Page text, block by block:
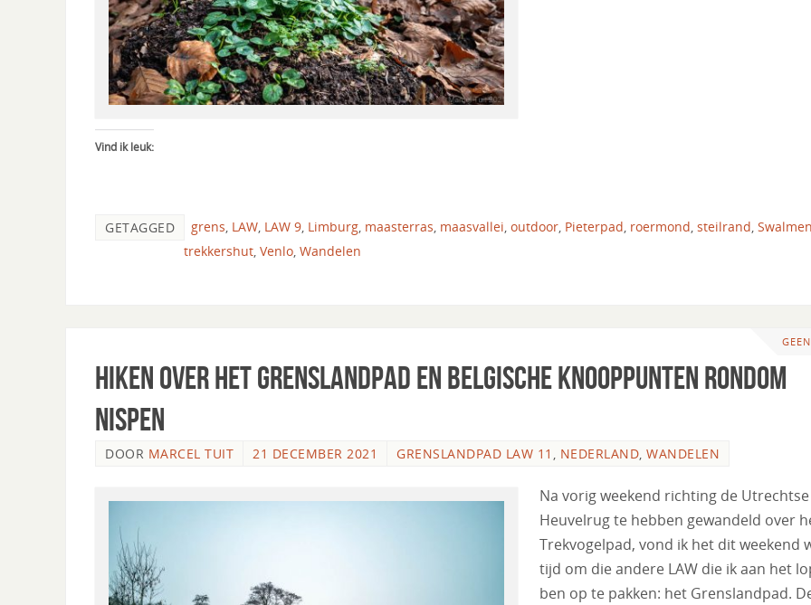
Vind ik leuk:
GETAGGED grens, LAW, LAW 9, Limburg, maasterras, maasvallei, outdoor, Pieterpad, roermond, steilrand, Swalmen
trekkershut, Venlo, Wandelen
Hiken over het Grenslandpad en Belgische knooppunten rondom
Nispen
DOOR MARCEL TUIT 21 DECEMBER 2021 GRENSLANDPAD LAW 11 NEDERLAND WANDELEN
Na vorig weekend richting de Utrechtse
Heuvelrug te hebben gewandeld over
Trekvogelpad, vond ik het dit weekend
tijd om die andere LAW die ik aan het
ben op te pakken: het Grenslandpad.